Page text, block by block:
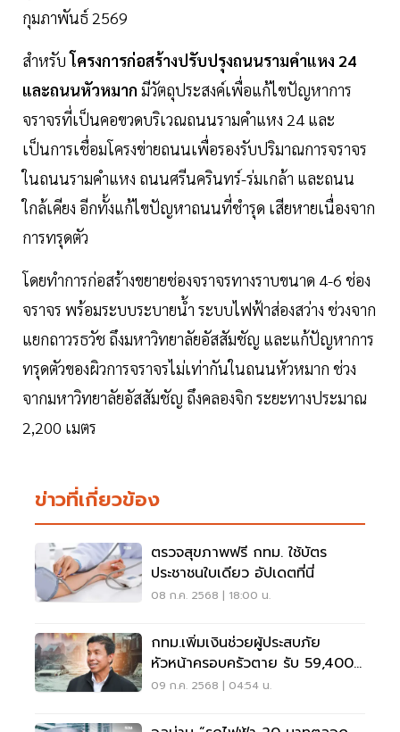
กุมภาพันธ์ 2569
สำหรับโครงการก่อสร้างปรับปรุงถนนรามคำแหง 24
และถนนหัวหมาก มีวัตถุประสงค์เพื่อแก้ไขปัญหาการ
จราจรที่เป็นคอขวดบริเวณถนนรามคําแหง 24 และ
เป็นการเชื่อมโครงข่ายถนนเพื่อรองรับปริมาณการจราจร
ในถนนรามคําแหง ถนนศรีนครินทร์-ร่มเกล้า และถนน
ใกล้เคียง อีกทั้งแก้ไขปัญหาถนนที่ชํารุด เสียหายเนื่องจาก
การทรุดตัว
โดยทำการก่อสร้างขยายช่องจราจรทางราบขนาด 4-6 ช่อง
จราจร พร้อมระบบระบายน้ำ ระบบไฟฟ้าส่องสว่าง ช่วงจาก
แยกถาวรธวัช ถึงมหาวิทยาลัยอัสสัมชัญ และแก้ปัญหาการ
ทรุดตัวของผิวการจราจรไม่เท่ากันในถนนหัวหมาก ช่วง
จากมหาวิทยาลัยอัสสัมชัญ ถึงคลองจิก ระยะทางประมาณ
2,200 เมตร
ข่าวที่เกี่ยวข้อง
ตรวจสุขภาพฟรี กทม. ใช้บัตร
ประชาชนใบเดียว อัปเดตที่นี่
08 ก.ค. 2568 | 18:00 น.
กทม.เพิ่มเงินช่วยผู้ประสบภัย
หัวหน้าครอบครัวตาย รับ 59,400
บาท
09 ก.ค. 2568 | 04:54 น.